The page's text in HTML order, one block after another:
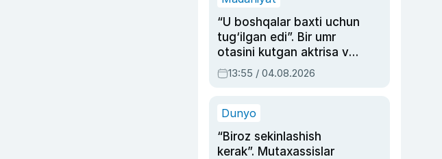
“U boshqalar baxti uchun
tug‘ilgan edi”. Bir umr
otasini kutgan aktrisa va
dublyaj ustasi Rimma
Ahmedovaning
13:55 / 04.08.2026
Dunyo
“Biroz sekinlashish
kerak”. Mutaxassislar